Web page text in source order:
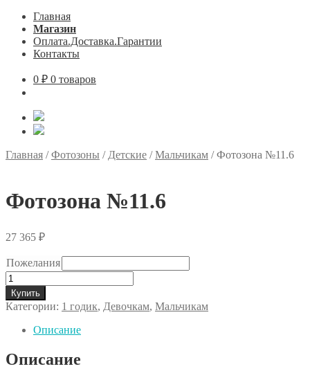
Главная
Магазин
Оплата.Доставка.Гарантии
Контакты
0 ₽ 0 товаров
Главная /Фотозоны / Детские /Мальчикам /Фотозона №11.6
Фотозона №11.6
27 365 ₽
Пожелания
Количество
товара
Фотозона
№11.6
Купить
Категории: 1 годик, Девочкам, Мальчикам
Описание
Описание